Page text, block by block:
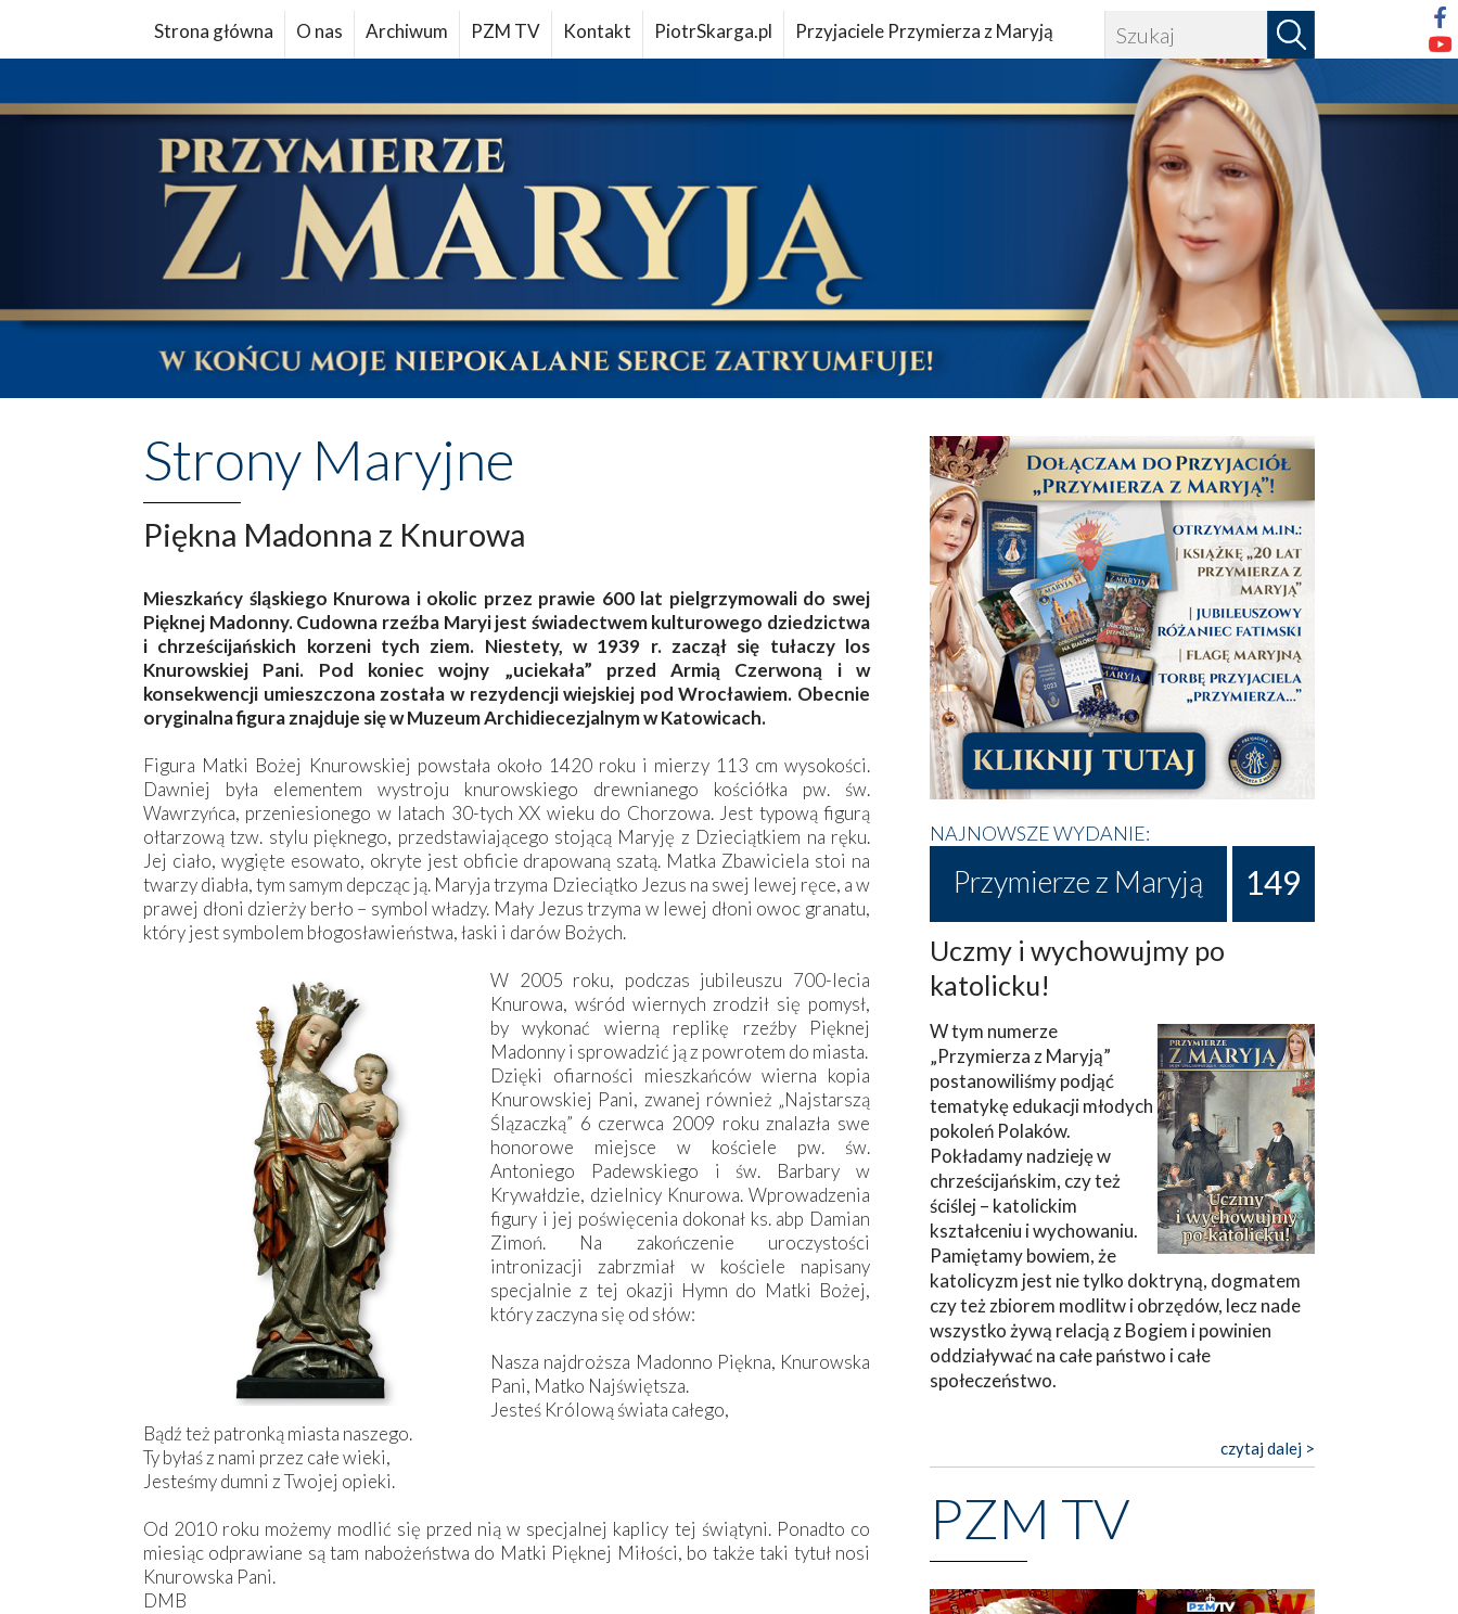
Strona główna O nas Archiwum PZM TV Kontakt PiotrSkarga.pl Przyjaciele Przymierza z Maryją
Strony Maryjne
Piękna Madonna z Knurowa
Mieszkańcy śląskiego Knurowa i okolic przez prawie 600 lat pielgrzymowali do swej
Pięknej Madonny. Cudowna rzeźba Maryi jest świadectwem kulturowego dziedzictwa
i chrześcijańskich korzeni tych ziem. Niestety, w 1939 r. zaczął się tułaczy los
Knurowskiej Pani. Pod koniec wojny „uciekała” przed Armią Czerwoną i w
konsekwencji umieszczona została w rezydencji wiejskiej pod Wrocławiem. Obecnie
oryginalna figura znajduje się w Muzeum Archidiecezjalnym w Katowicach.
Figura Matki Bożej Knurowskiej powstała około 1420 roku i mierzy 113 cm wysokości.
Dawniej była elementem wystroju knurowskiego drewnianego kościółka pw. św.
Wawrzyńca, przeniesionego w latach 30-tych XX wieku do Chorzowa. Jest typową figurą
ołtarzową tzw. stylu pięknego, przedstawiającego stojącą Maryję z Dzieciątkiem na ręku.
Jej ciało, wygięte esowato, okryte jest obficie drapowaną szatą. Matka Zbawiciela stoi na
twarzy diabła, tym samym depcząc ją. Maryja trzyma Dzieciątko Jezus na swej lewej ręce, a w
prawej dłoni dzierży berło – symbol władzy. Mały Jezus trzyma w lewej dłoni owoc granatu,
który jest symbolem błogosławieństwa, łaski i darów Bożych.
W 2005 roku, podczas jubileuszu 700-lecia
Knurowa, wśród wiernych zrodził się pomysł,
by wykonać wierną replikę rzeźby Pięknej
Madonny i sprowadzić ją z powrotem do miasta.
Dzięki ofiarności mieszkańców wierna kopia
Knurowskiej Pani, zwanej również „Najstarszą
Ślązaczką” 6 czerwca 2009 roku znalazła swe
honorowe miejsce w kościele pw. św.
Antoniego Padewskiego i św. Barbary w
Krywałdzie, dzielnicy Knurowa. Wprowadzenia
figury i jej poświęcenia dokonał ks. abp Damian
Zimoń. Na zakończenie uroczystości
intronizacji zabrzmiał w kościele napisany
specjalnie z tej okazji Hymn do Matki Bożej,
który zaczyna się od słów:
Nasza najdroższa Madonno Piękna, Knurowska
Pani, Matko Najświętsza.
Jesteś Królową świata całego,
Bądź też patronką miasta naszego.
Ty byłaś z nami przez całe wieki,
Jesteśmy dumni z Twojej opieki.
Od 2010 roku możemy modlić się przed nią w specjalnej kaplicy tej świątyni. Ponadto co
miesiąc odprawiane są tam nabożeństwa do Matki Pięknej Miłości, bo także taki tytuł nosi
Knurowska Pani.
DMB
NAJNOWSZE WYDANIE:
Przymierze z Maryją 149
Uczmy i wychowujmy po
katolicku!
W tym numerze
„Przymierza z Maryją”
postanowiliśmy podjąć
tematykę edukacji młodych
pokoleń Polaków.
Pokładamy nadzieję w
chrześcijańskim, czy też
ściślej – katolickim
kształceniu i wychowaniu.
Pamiętamy bowiem, że
katolicyzm jest nie tylko doktryną, dogmatem
czy też zbiorem modlitw i obrzędów, lecz nade
wszystko żywą relacją z Bogiem i powinien
oddziaływać na całe państwo i całe
społeczeństwo.
czytaj dalej >
PZM TV